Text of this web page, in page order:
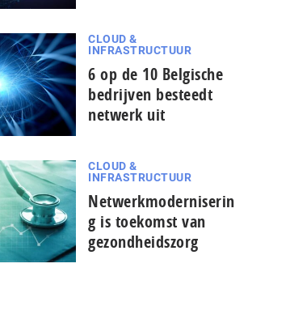
CLOUD &
INFRASTRUCTUUR
6 op de 10 Belgische
bedrijven besteedt
netwerk uit
CLOUD &
INFRASTRUCTUUR
Netwerkmoderniserin
g is toekomst van
gezondheidszorg